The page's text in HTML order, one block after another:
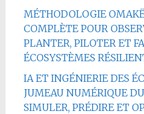
MÉTHODOLOGIE
COMPLÈTE POUR
PLANTER, PILOTER ET
ÉCOSYSTÈMES
IA ET INGÉNIERIE DES
JUMEAU NUMÉRIQUE
SIMULER, PRÉDIRE ET